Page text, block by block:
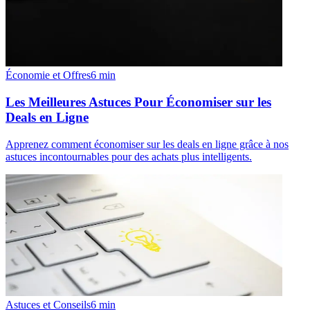
Économie et Offres6 min
Les Meilleures Astuces Pour Économiser sur les
Deals en Ligne
Apprenez comment économiser sur les deals en ligne grâce à nos
astuces incontournables pour des achats plus intelligents.
Astuces et Conseils6 min